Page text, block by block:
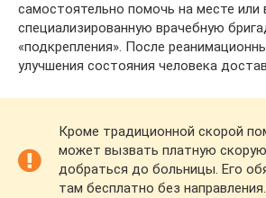
самостоятельно помочь на месте или
специализированную врачебную
«подкрепления». После
улучшения состояния человека
Кроме традиционной скорой
может вызвать платную
добраться до больницы. Его
там бесплатно без направления.